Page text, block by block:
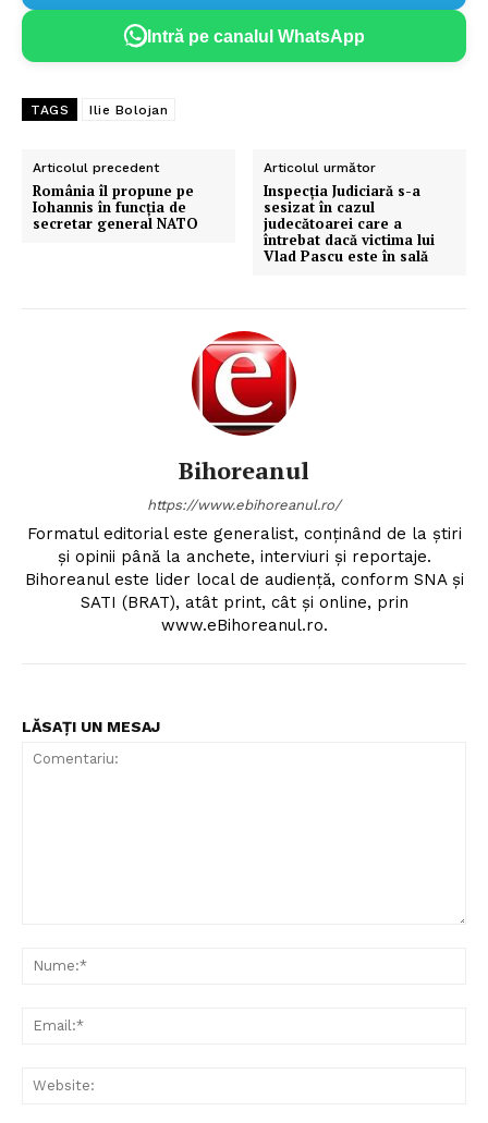
Intră pe canalul WhatsApp
TAGS Ilie Bolojan
Articolul precedent
România îl propune pe
Iohannis în funcția de
secretar general NATO
Articolul următor
Inspecția Judiciară s-a
sesizat în cazul
judecătoarei care a
întrebat dacă victima lui
Vlad Pascu este în sală
Bihoreanul
https://www.ebihoreanul.ro/
Formatul editorial este generalist, conţinând de la ştiri
şi opinii până la anchete, interviuri şi reportaje.
Bihoreanul este lider local de audienţă, conform SNA şi
SATI (BRAT), atât print, cât şi online, prin
www.eBihoreanul.ro.
LĂSAȚI UN MESAJ